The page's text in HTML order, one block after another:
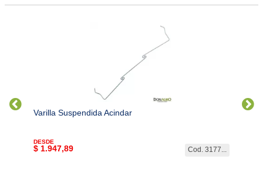
Varilla Suspendida Acindar
Cod. 3177...
DESDE
$ 1.947,89